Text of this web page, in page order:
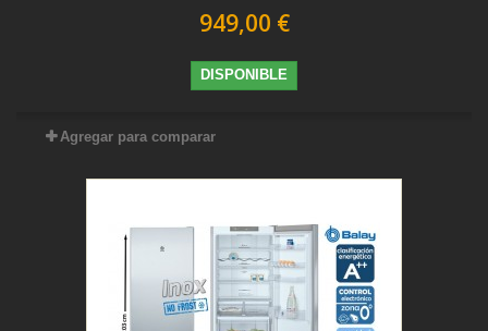
949,00 €
DISPONIBLE
Agregar para comparar